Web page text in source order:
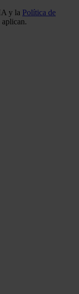
y la Política de